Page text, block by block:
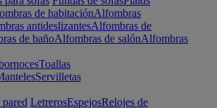
de habitaciónAlfombras
antideslizantesAlfombras de
de bañoAlfombras de salónAlfombras
Toallas
Servilletas
LetrerosEspejosRelojes de